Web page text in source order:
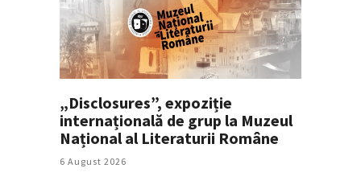
„Disclosures”, expoziție
internațională de grup la Muzeul
Național al Literaturii Române
6 August 2026